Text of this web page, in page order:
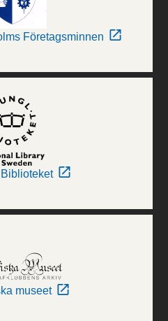
Företagsminnen
museet